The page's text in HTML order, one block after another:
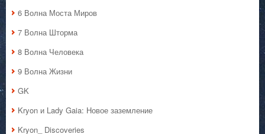
6 Волна Моста Миров
7 Волна Шторма
8 Волна Человека
9 Волна Жизни
GK
Kryon и Lady Gaia: Новое заземление
Kryon_ Discoveries